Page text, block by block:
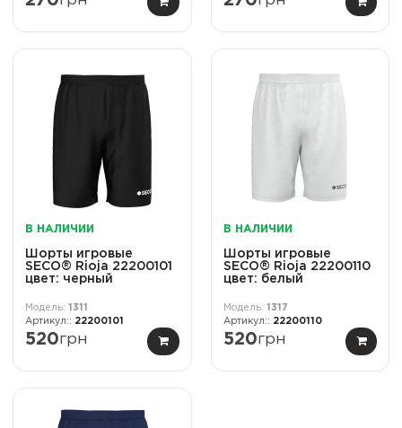
В НАЛИЧИИ
Шорты игровые
SECO® Rioja 22200101
цвет: черный
1311
22200101
520грн
В НАЛИЧИИ
Шорты игровые
SECO® Rioja 22200110
цвет: белый
1317
22200110
520грн